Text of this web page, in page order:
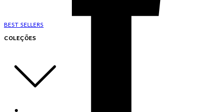
BEST SELLERS
COLEÇÕES